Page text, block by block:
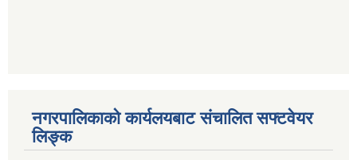
नगरपालिकाको कार्यलयबाट संचालित सफ्टवेयर
लिङ्क